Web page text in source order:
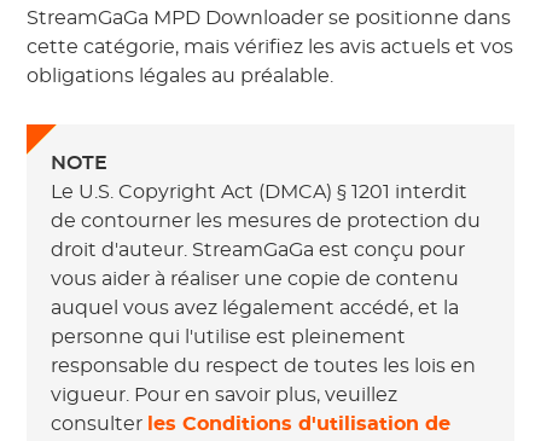
StreamGaGa MPD Downloader se positionne dans
cette catégorie, mais vérifiez les avis actuels et vos
obligations légales au préalable.
NOTE
Le U.S. Copyright Act (DMCA) § 1201 interdit
de contourner les mesures de protection du
droit d'auteur. StreamGaGa est conçu pour
vous aider à réaliser une copie de contenu
auquel vous avez légalement accédé, et la
personne qui l'utilise est pleinement
responsable du respect de toutes les lois en
vigueur. Pour en savoir plus, veuillez
consulter les Conditions d'utilisation de